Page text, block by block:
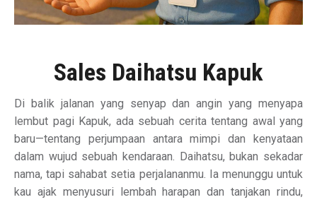
Sales Daihatsu Kapuk
Di balik jalanan yang senyap dan angin yang menyapa
lembut pagi Kapuk, ada sebuah cerita tentang awal yang
baru—tentang perjumpaan antara mimpi dan kenyataan
dalam wujud sebuah kendaraan. Daihatsu, bukan sekadar
nama, tapi sahabat setia perjalananmu. Ia menunggu untuk
kau ajak menyusuri lembah harapan dan tanjakan rindu,